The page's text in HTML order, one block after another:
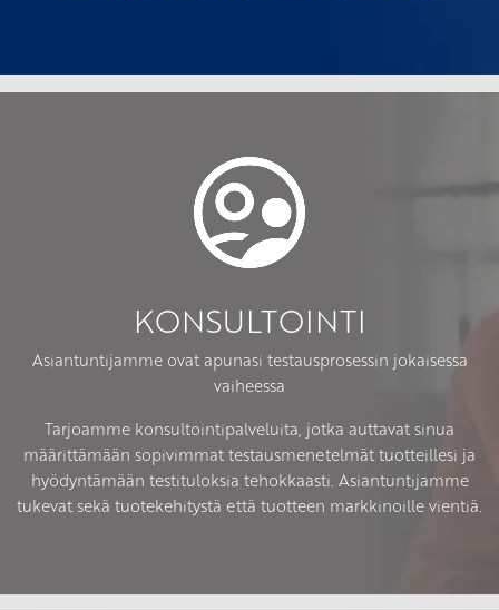
KONSULTOINTI
Asiantuntijamme ovat apunasi testausprosessin jokaisessa
vaiheessa
Tarjoamme konsultointipalveluita, jotka auttavat sinua
määrittämään sopivimmat testausmenetelmät tuotteillesi ja
hyödyntämään testituloksia tehokkaasti. Asiantuntijamme
tukevat sekä tuotekehitystä että tuotteen markkinoille vientiä.